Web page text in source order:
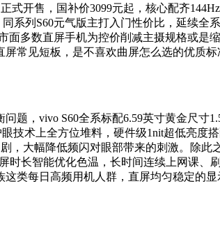
式开售，国补价3099元起，核心配齐
系列S60元气版主打入门性价比，延续全
多数直屏手机为控价削减主摄规格或是
常见短板，是不喜欢曲屏怎么选的优质
，vivo S60全系标配6.59英寸黄金尺寸
技术上全方位堆料，硬件级1nit超低亮度
，大幅降低频闪对眼部带来的刺激。除
长智能优化色温，长时间连续上网课、
类每日高频用机人群，直屏均匀稳定的